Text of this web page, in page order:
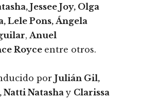
Jessee Joy, Olga
Lele Pons, Ángela
, Anuel
Royce entre otros.
por Julián Gil,
Natashay Clarissa